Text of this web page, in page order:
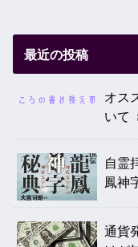
最近の投稿
オス
いて
自霊
鳳神
通貨